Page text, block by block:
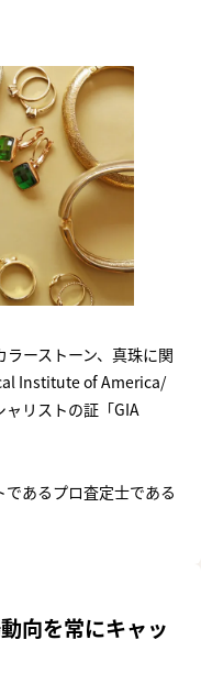
ーストーン、真珠に関
Institute of America/
リストの証「GIA
あるプロ査定士である
向を常にキャッ